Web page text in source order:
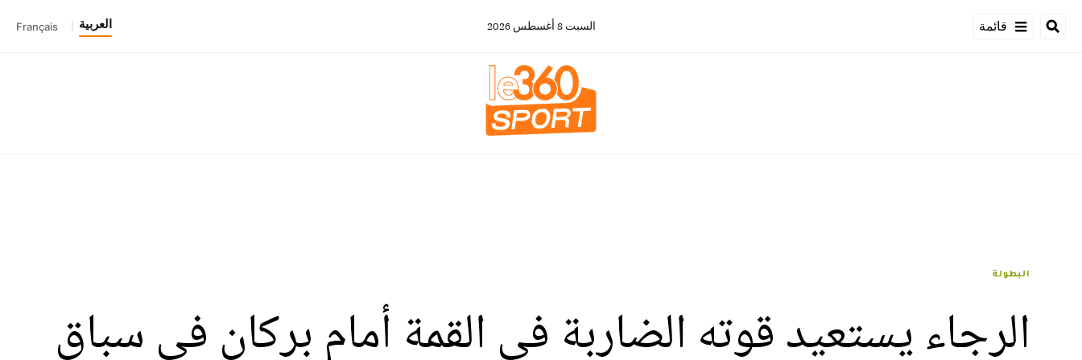
قائمة السبت 8 أغسطس 2026 العربية Français
البطولة
الرجاء يستعيد قوته الضاربة في القمة أمام بركان في سباق